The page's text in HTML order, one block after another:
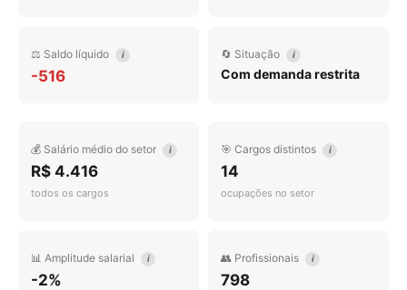
⚖️ Saldo líquido i
-516
🔄 Situação i
Com demanda restrita
💰 Salário médio do setor i
R$ 4.416
todos os cargos
🎯 Cargos distintos i
14
ocupações no setor
📊 Amplitude salarial i
-2%
👥 Profissionais i
798